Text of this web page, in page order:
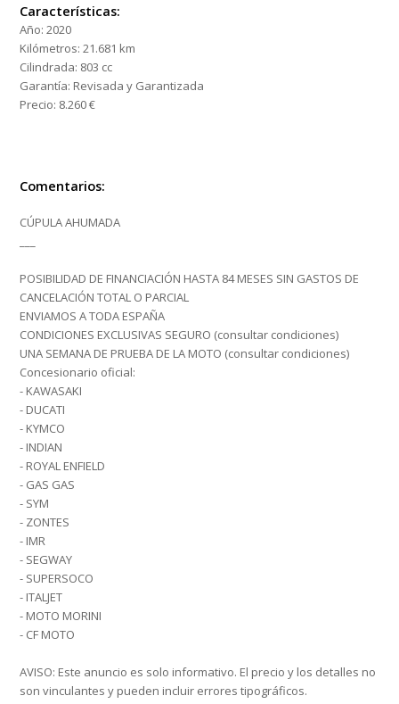
Características:
Año: 2020
Kilómetros: 21.681 km
Cilindrada: 803 cc
Garantía: Revisada y Garantizada
Precio: 8.260 €
Comentarios:
CÚPULA AHUMADA
POSIBILIDAD DE FINANCIACIÓN HASTA 84 MESES SIN GASTOS DE
CANCELACIÓN TOTAL O PARCIAL
ENVIAMOS A TODA ESPAÑA
CONDICIONES EXCLUSIVAS SEGURO (consultar condiciones)
UNA SEMANA DE PRUEBA DE LA MOTO (consultar condiciones)
Concesionario oficial:
- KAWASAKI
- DUCATI
- KYMCO
- INDIAN
- ROYAL ENFIELD
- GAS GAS
- SYM
- ZONTES
- IMR
- SEGWAY
- SUPERSOCO
- ITALJET
- MOTO MORINI
- CF MOTO
AVISO: Este anuncio es solo informativo. El precio y los detalles no
son vinculantes y pueden incluir errores tipográficos.